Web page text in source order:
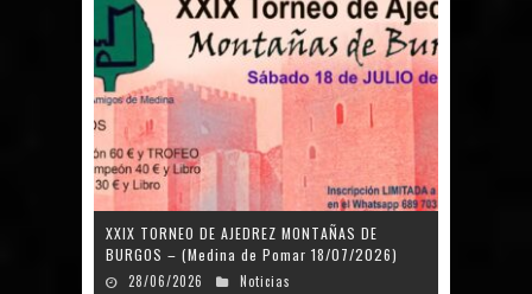
XXIX TORNEO DE AJEDREZ MONTAÑAS DE
BURGOS – (Medina de Pomar 18/07/2026)
28/06/2026 Noticias